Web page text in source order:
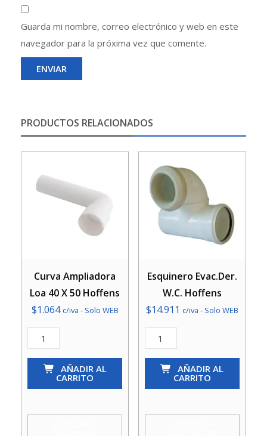
Guarda mi nombre, correo electrónico y web en este
navegador para la próxima vez que comente.
PRODUCTOS RELACIONADOS
Curva Ampliadora
Loa 40 X 50 Hoffens
$1.064 c/iva - Solo WEB
Curva
Ampliadora
50
AÑADIR AL
CARRITO
Esquinero Evac.Der.
W.C. Hoffens
$14.911 c/iva - Solo WEB
Esquinero
Evac.Der.
W.C.
AÑADIR AL
CARRITO